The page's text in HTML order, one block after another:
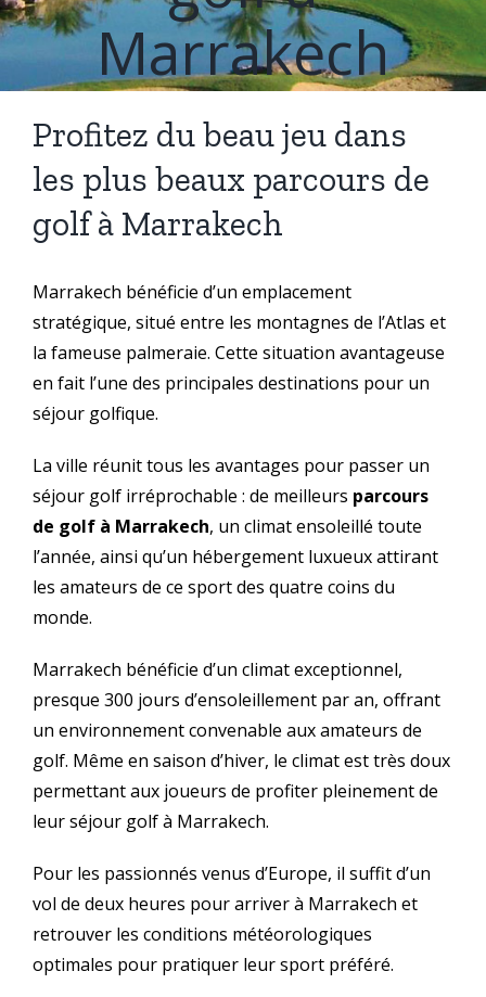
Marrakech
Profitez du beau jeu dans
les plus beaux parcours de
golf à Marrakech
Marrakech bénéficie d’un emplacement
stratégique, situé entre les montagnes de l’Atlas et
la fameuse palmeraie. Cette situation avantageuse
en fait l’une des principales destinations pour un
séjour golfique.
La ville réunit tous les avantages pour passer un
séjour golf irréprochable : de meilleurs parcours
de golf à Marrakech, un climat ensoleillé toute
l’année, ainsi qu’un hébergement luxueux attirant
les amateurs de ce sport des quatre coins du
monde.
Marrakech bénéficie d’un climat exceptionnel,
presque 300 jours d’ensoleillement par an, offrant
un environnement convenable aux amateurs de
golf. Même en saison d’hiver, le climat est très doux
permettant aux joueurs de profiter pleinement de
leur séjour golf à Marrakech.
Pour les passionnés venus d’Europe, il suffit d’un
vol de deux heures pour arriver à Marrakech et
retrouver les conditions météorologiques
optimales pour pratiquer leur sport préféré.